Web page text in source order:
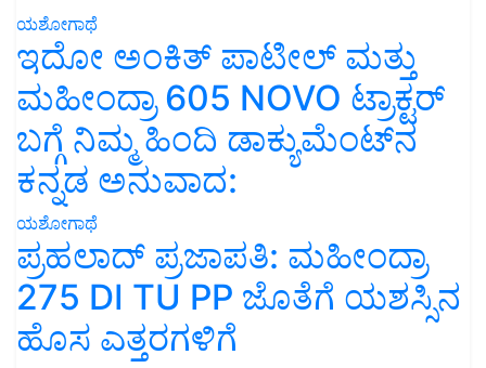
ಯಶೋಗಾಥೆ
ಇದೋ ಅಂಕಿತ್ ಪಾಟೀಲ್ ಮತ್ತು
ಮಹೀಂದ್ರಾ 605 NOVO ಟ್ರಾಕ್ಟರ್
ಬಗ್ಗೆ ನಿಮ್ಮ ಹಿಂದಿ ಡಾಕ್ಯುಮೆಂಟ್‌ನ
ಕನ್ನಡ ಅನುವಾದ:
ಯಶೋಗಾಥೆ
ಪ್ರಹಲಾದ್ ಪ್ರಜಾಪತಿ: ಮಹೀಂದ್ರಾ
275 DI TU PP ಜೊತೆಗೆ ಯಶಸ್ಸಿನ
ಹೊಸ ಎತ್ತರಗಳಿಗೆ